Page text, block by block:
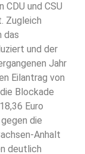
und CSU
Zugleich
das
und der
Jahr
Eilantrag von
Blockade
Euro
die
Anhalt
deutlich